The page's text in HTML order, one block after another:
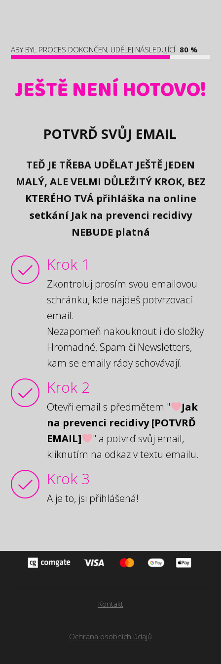
ABY BYL PROCES DOKONČEN, UDĚLEJ NÁSLEDUJÍCÍ 80 %
JEŠTĚ NENÍ HOTOVO!
POTVRĎ SVŮJ EMAIL
TEĎ JE TŘEBA UDĚLAT JEŠTĚ JEDEN
MALÝ, ALE VELMI DŮLEŽITÝ KROK, BEZ
KTERÉHO TVÁ přihláška na online
setkání Jak na prevenci recidivy
NEBUDE platná
Krok 1
Zkontroluj prosím svou emailovou
schránku, kde najdeš potvrzovací
email.
Nezapomeň nakouknout i do složky
Hromadné, Spam či Newsletters,
kam se emaily rády schovávají.
Krok 2
Otevři email s předmětem "
Jak
na prevenci recidivy [POTVRĎ
EMAIL]
" a potvrď svůj email,
kliknutím na odkaz v textu emailu.
Krok 3
A je to, jsi přihlášená!
Kontakt
Ochrana osobních údajů